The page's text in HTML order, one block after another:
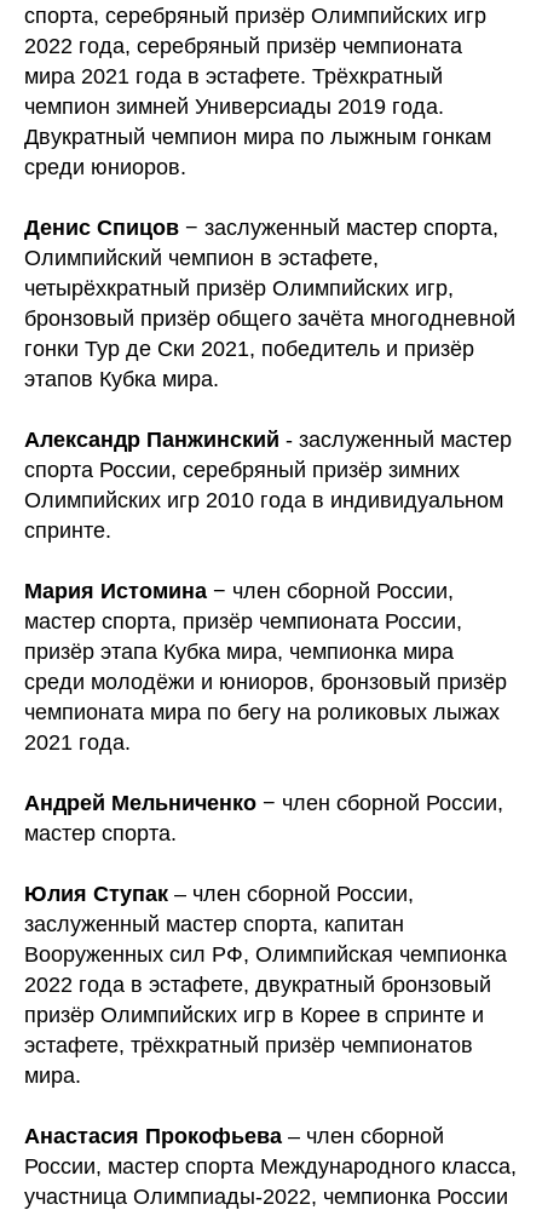
спорта, серебряный призёр Олимпийских игр
2022 года, серебряный призёр чемпионата
мира 2021 года в эстафете. Трёхкратный
чемпион зимней Универсиады 2019 года.
Двукратный чемпион мира по лыжным гонкам
среди юниоров.
Денис Спицов − заслуженный мастер спорта,
Олимпийский чемпион в эстафете,
четырёхкратный призёр Олимпийских игр,
бронзовый призёр общего зачёта многодневной
гонки Тур де Ски 2021, победитель и призёр
этапов Кубка мира.
Александр Панжинский - заслуженный мастер
спорта России, серебряный призёр зимних
Олимпийских игр 2010 года в индивидуальном
спринте.
Мария Истомина − член сборной России,
мастер спорта, призёр чемпионата России,
призёр этапа Кубка мира, чемпионка мира
среди молодёжи и юниоров, бронзовый призёр
чемпионата мира по бегу на роликовых лыжах
2021 года.
Андрей Мельниченко − член сборной России,
мастер спорта.
Юлия Ступак – член сборной России,
заслуженный мастер спорта, капитан
Вооруженных сил РФ, Олимпийская чемпионка
2022 года в эстафете, двукратный бронзовый
призёр Олимпийских игр в Корее в спринте и
эстафете, трёхкратный призёр чемпионатов
мира.
Анастасия Прокофьева – член сборной
России, мастер спорта Международного класса,
участница Олимпиады-2022, чемпионка России